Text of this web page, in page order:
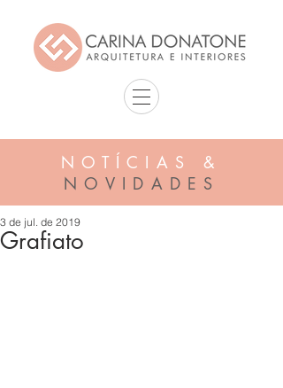
NOTÍCIAS &
NOVIDADES
Grafiato
3 de jul. de 2019